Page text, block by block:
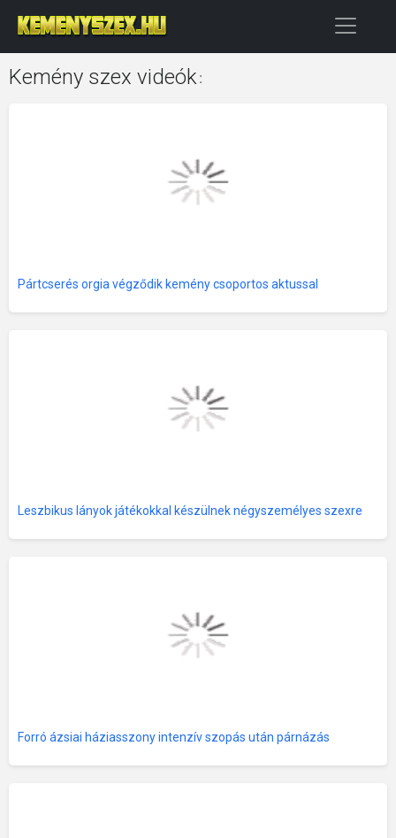
Kemény szex videók:
Pártcserés orgia végződik kemény csoportos aktussal
Leszbikus lányok játékokkal készülnek négyszemélyes szexre
Forró ázsiai háziasszony intenzív szopás után párnázás